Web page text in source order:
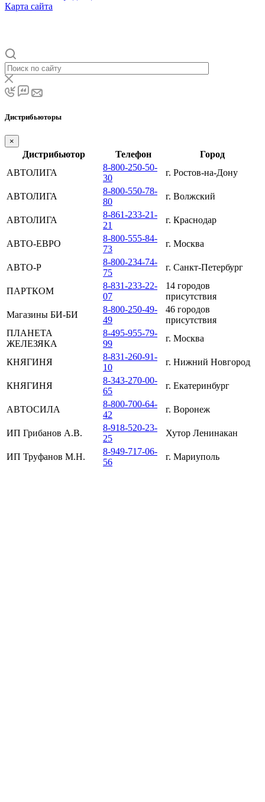
Карта сайта
Дистрибьюторы
×
Дистрибьютор Телефон
Город
АВТОЛИГА
8-800-250-50-
30
г. Ростов-на-Дону
АВТОЛИГА
8-800-550-78-
80
г. Волжский
АВТОЛИГА
8-861-233-21-
21
г. Краснодар
АВТО-ЕВРО
8-800-555-84-
73
г. Москва
АВТО-Р
8-800-234-74-
75
г. Санкт-Петербург
ПАРТКОМ
8-831-233-22-
07
14 городов
присутствия
Магазины БИ-БИ
8-800-250-49-
49
46 городов
присутствия
ПЛАНЕТА
ЖЕЛЕЗЯКА
8-495-955-79-
99
г. Москва
КНЯГИНЯ
8-831-260-91-
10
г. Нижний Новгород
КНЯГИНЯ
8-343-270-00-
65
г. Екатеринбург
АВТОСИЛА
8-800-700-64-
42
г. Воронеж
ИП Грибанов А.В.
8-918-520-23-
25
Хутор Ленинакан
ИП Труфанов М.Н.
8-949-717-06-
56
г. Мариуполь